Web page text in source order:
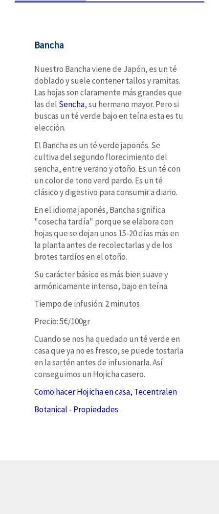
Bancha
Nuestro Bancha viene de Japón, es un té
doblado y suele contener tallos y ramitas.
Las hojas son claramente más grandes que
las del Sencha, su hermano mayor. Pero si
buscas un té verde bajo en teína esta es tu
elección.
El Bancha es un té verde japonés. Se
cultiva del segundo florecimiento del
sencha, entre verano y otoño. Es un té con
un color de tono verd pardo. Es un té
clásico y digestivo para consumir a diario.
En el idioma japonés, Bancha significa
"cosecha tardía" porque se elabora con
hojas que se dejan unos 15-20 días más en
la planta antes de recolectarlas y de los
brotes tardíos en el otoño.
Su carácter básico es más bien suave y
armónicamente intenso, bajo en teína.
Tiempo de infusión: 2 minutos
Precio: 5€/100gr
Cuando se nos ha quedado un té verde en
casa que ya no es fresco, se puede tostarla
en la sartén antes de infusionarla. Así
conseguimos un Hojicha casero.
Como hacer Hojicha en casa, Tecentralen
Botanical - Propiedades